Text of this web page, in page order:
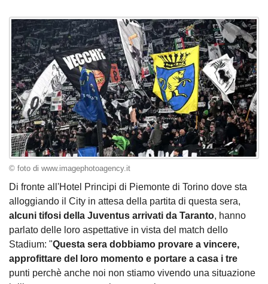
© foto di www.imagephotoagency.it
Di fronte all'Hotel Principi di Piemonte di Torino dove sta
alloggiando il City in attesa della partita di questa sera,
alcuni tifosi della Juventus arrivati da Taranto, hanno
parlato delle loro aspettative in vista del match dello
Stadium: "Questa sera dobbiamo provare a vincere,
approfittare del loro momento e portare a casa i tre
punti perchè anche noi non stiamo vivendo una situazione